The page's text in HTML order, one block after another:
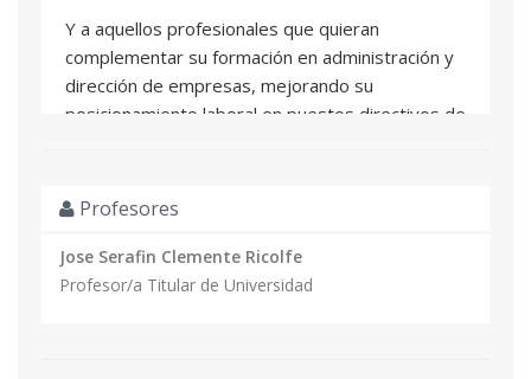
Y a aquellos profesionales que quieran
complementar su formación en administración y
dirección de empresas, mejorando su
posicionamiento laboral en puestos directivos de
Profesores
Jose Serafin Clemente Ricolfe
Profesor/a Titular de Universidad